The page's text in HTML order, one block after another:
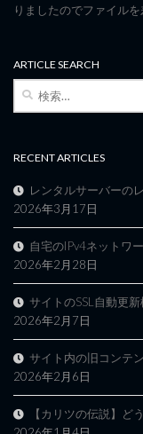
りましたのでファイル
ARTICLE SEARCH
検
RECENT ARTICLES
レンタルサーバーの
2026年3月17日
自宅のIPv4ネットワ
2026年2月28日
サイトのSSL自動更
2026年2月7日
サイト内の旧コンテ
2026年2月6日
【カリツの伝説】ど